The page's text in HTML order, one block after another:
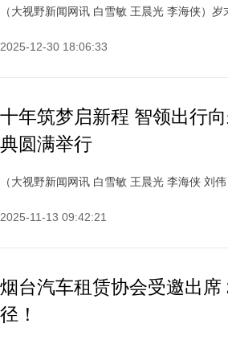
（大视野新闻网讯 白雪敏 王晨光 李海侠）
2025-12-30 18:06:33
十年筑梦启新程 智领出行
典圆满举行
（大视野新闻网讯 白雪敏 王晨光 李海侠 刘
2025-11-13 09:42:21
烟台汽车租赁协会受邀出
径！